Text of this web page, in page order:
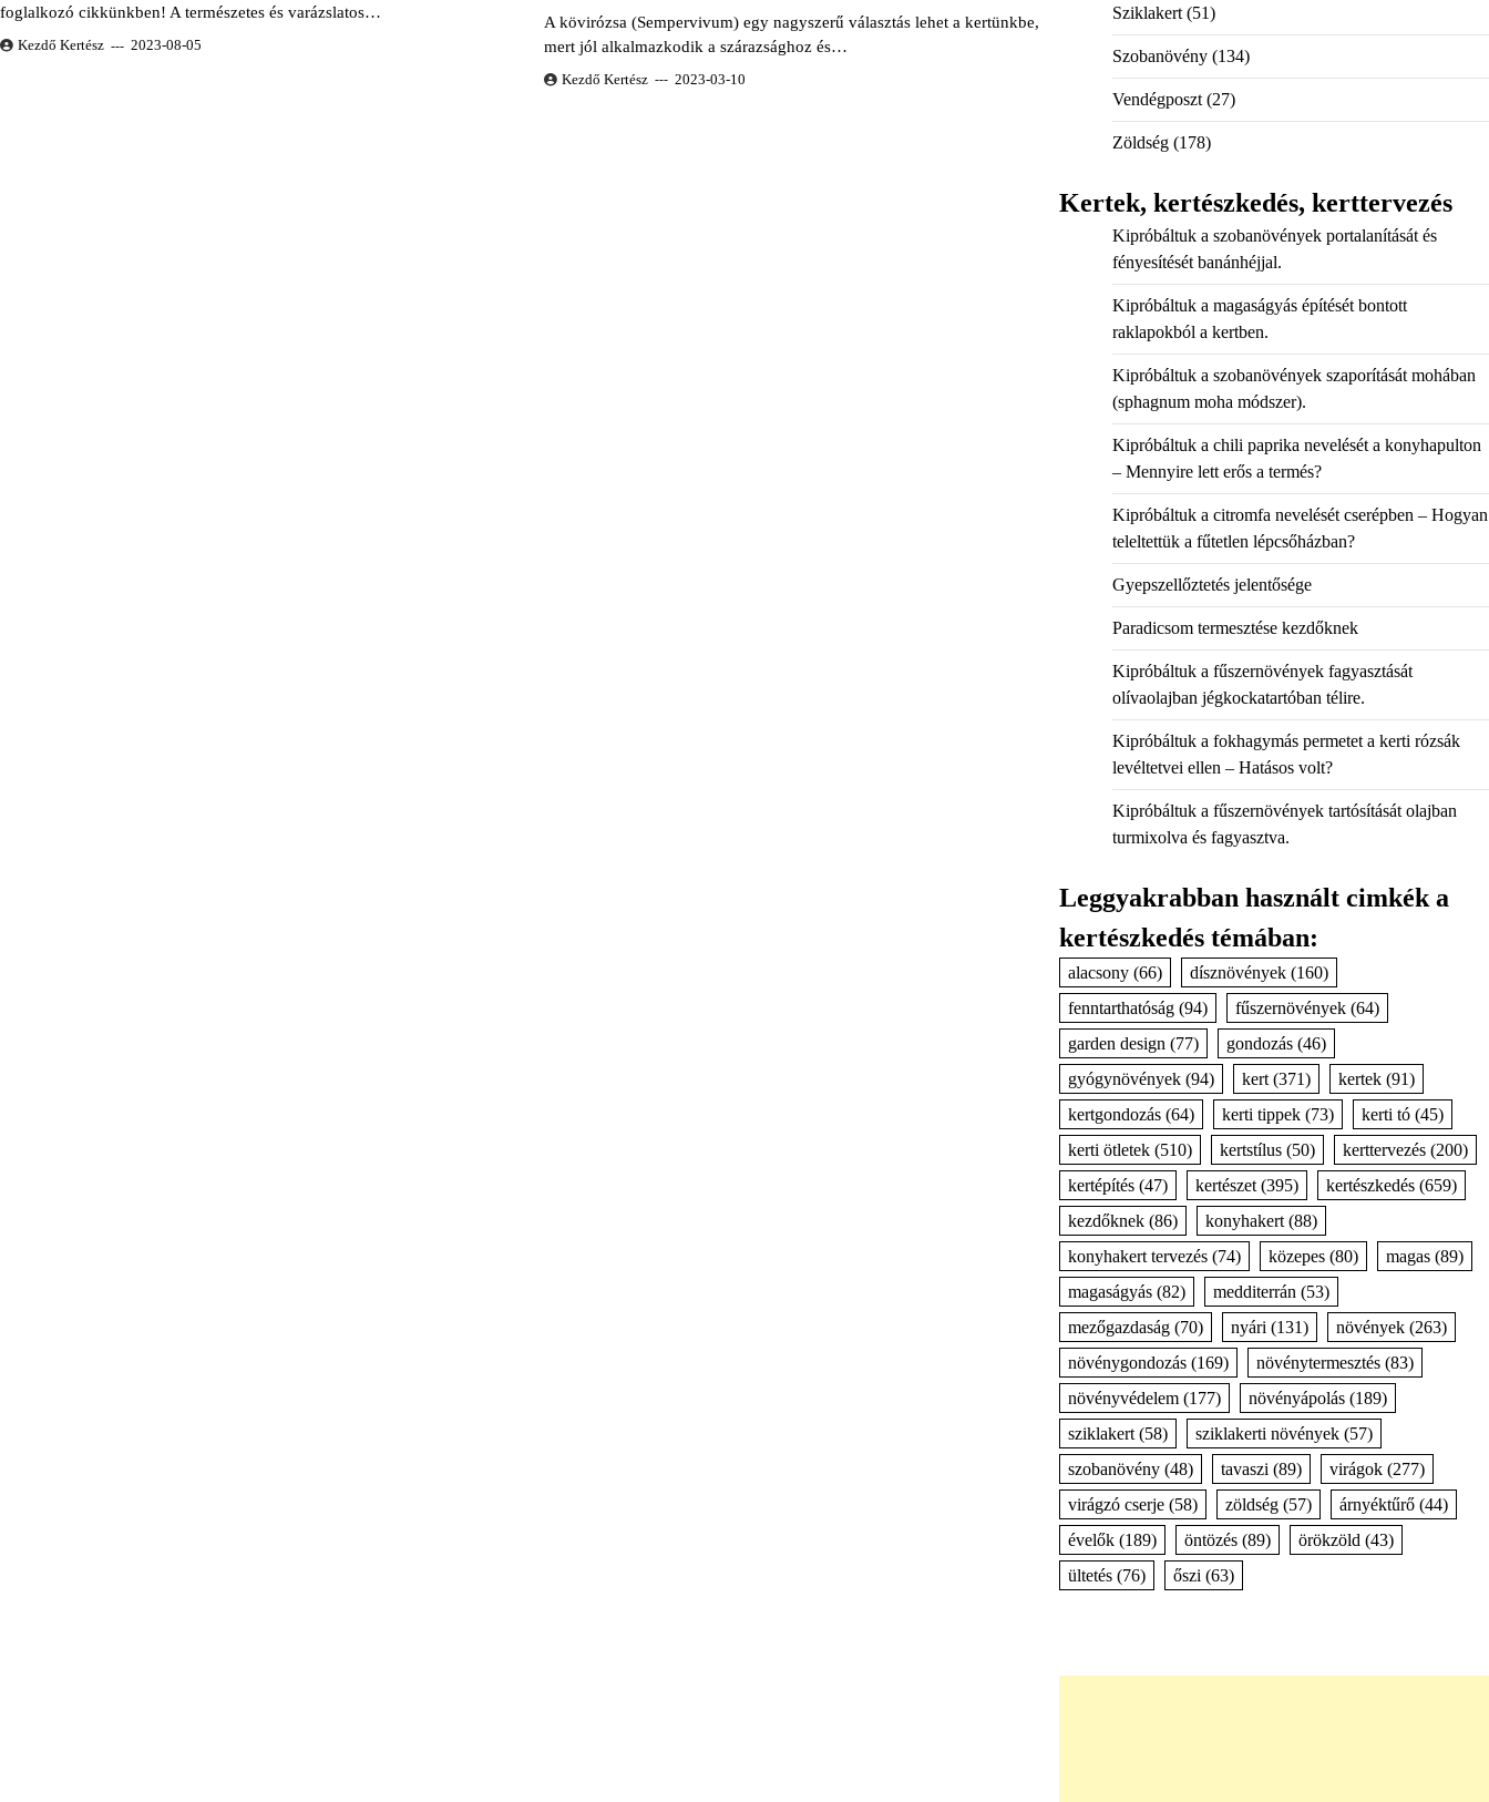
foglalkozó cikkünkben! A természetes és varázslatos…
Kezdő Kertész 2023-08-05
A kövirózsa (Sempervivum) egy nagyszerű választás lehet a kertünkbe,
mert jól alkalmazkodik a szárazsághoz és…
Kezdő Kertész 2023-03-10
Sziklakert(51)
Szobanövény(134)
Vendégposzt(27)
Zöldség(178)
Kertek, kertészkedés, kerttervezés
Kipróbáltuk a szobanövények portalanítását és
fényesítését banánhéjjal.
Kipróbáltuk a magaságyás építését bontott
raklapokból a kertben.
Kipróbáltuk a szobanövények szaporítását mohában
(sphagnum moha módszer).
Kipróbáltuk a chili paprika nevelését a konyhapulton
– Mennyire lett erős a termés?
Kipróbáltuk a citromfa nevelését cserépben – Hogyan
teleltettük a fűtetlen lépcsőházban?
Gyepszellőztetés jelentősége
Paradicsom termesztése kezdőknek
Kipróbáltuk a fűszernövények fagyasztását
olívaolajban jégkockatartóban télire.
Kipróbáltuk a fokhagymás permetet a kerti rózsák
levéltetvei ellen – Hatásos volt?
Kipróbáltuk a fűszernövények tartósítását olajban
turmixolva és fagyasztva.
Leggyakrabban használt cimkék a
kertészkedés témában:
alacsony(66) dísznövények(160)
fenntarthatóság(94) fűszernövények(64)
garden design (77) gondozás(46)
gyógynövények(94) kert(371) kertek(91)
kertgondozás(64) kerti tippek(73) kerti tó(45)
kerti ötletek(510) kertstílus(50) kerttervezés(200)
kertépítés(47) kertészet(395) kertészkedés(659)
kezdőknek(86) konyhakert(88)
konyhakert tervezés(74) közepes(80) magas(89)
magaságyás(82) medditerrán (53)
mezőgazdaság(70) nyári (131) növények(263)
növénygondozás(169) növénytermesztés(83)
növényvédelem(177) növényápolás(189)
sziklakert(58) sziklakerti növények(57)
szobanövény(48) tavaszi (89) virágok(277)
virágzó cserje(58) zöldség(57) árnyéktűrő(44)
évelők(189) öntözés(89) örökzöld (43)
ültetés(76) őszi (63)